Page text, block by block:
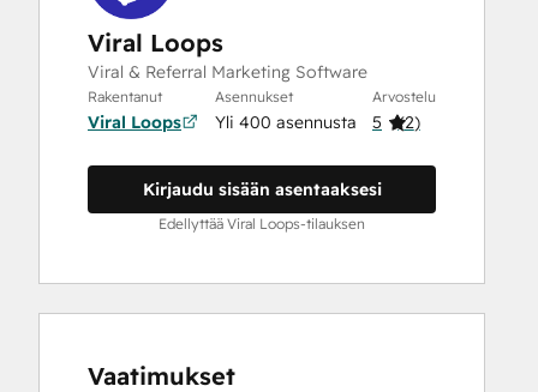
Viral Loops
Viral & Referral Marketing Software
Rakentanut
Viral Loops
Asennukset
Yli 400 asennusta
Arvostelu
5 (2)
Kirjaudu sisään asentaaksesi
Edellyttää Viral Loops-tilauksen
Vaatimukset